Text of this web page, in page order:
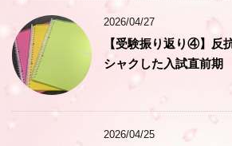
2026/04/27
【受験振り返り④】反
シャクした入試直前期
2026/04/25